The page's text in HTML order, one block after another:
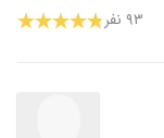
۹۳ نفر